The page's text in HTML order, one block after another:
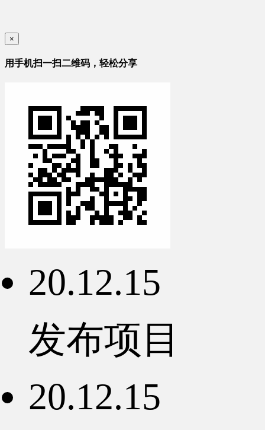
×
用手机扫一扫二维码，轻松分享
20.12.15
发布项目
20.12.15